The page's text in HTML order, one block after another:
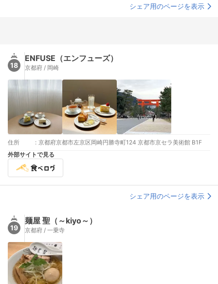
シェア用のページを表示
18
ENFUSE（エンフューズ）
京都府 / 岡崎
住所 : 京都府京都市左京区岡崎円勝寺町124 京都市京セラ美術館 B1F
外部サイトで見る
シェア用のページを表示
19
麺屋 聖（～kiyo～）
京都府 / 一乗寺